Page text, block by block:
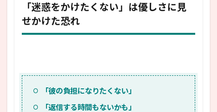
「迷惑をかけたくない」は優しさに見
せかけた恐れ
「彼の負担になりたくない」
「返信する時間もないかも」